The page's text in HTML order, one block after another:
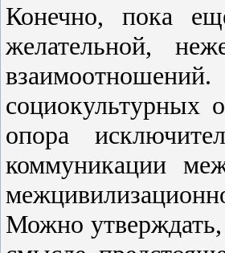
Конечно, пока
желательной,
социокультурных
опора
коммуникации
Можно